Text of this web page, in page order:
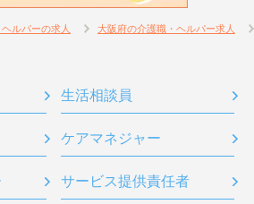
ルパーの求人 大阪府の介護職・ヘルパー求人
生活相談員
ケアマネジャー
サービス提供責任者